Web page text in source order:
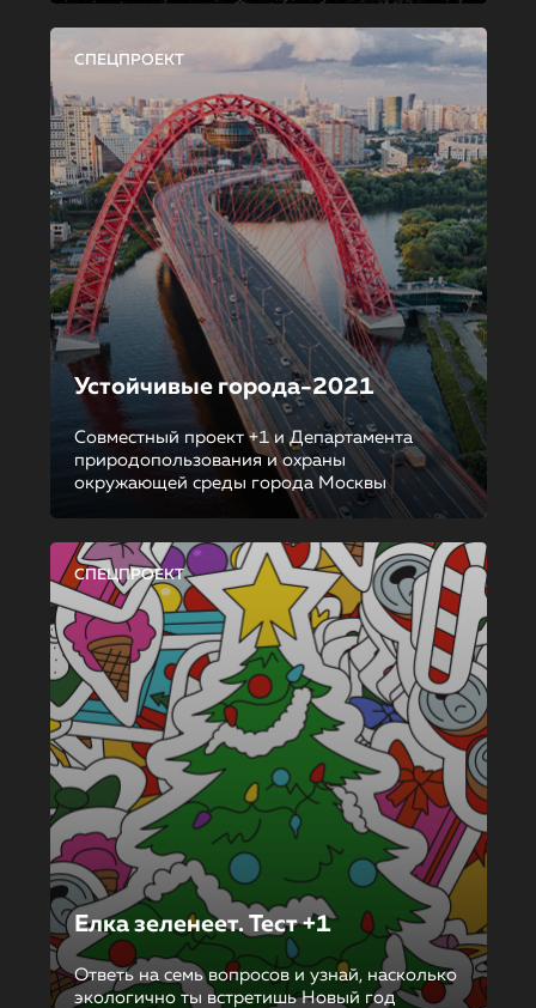
СПЕЦПРОЕКТ
Устойчивые города-2021
Совместный проект +1 и Департамента
природопользования и охраны
окружающей среды города Москвы
СПЕЦПРОЕКТ
Елка зеленеет. Тест +1
Ответь на семь вопросов и узнай, насколько
экологично ты встретишь Новый год